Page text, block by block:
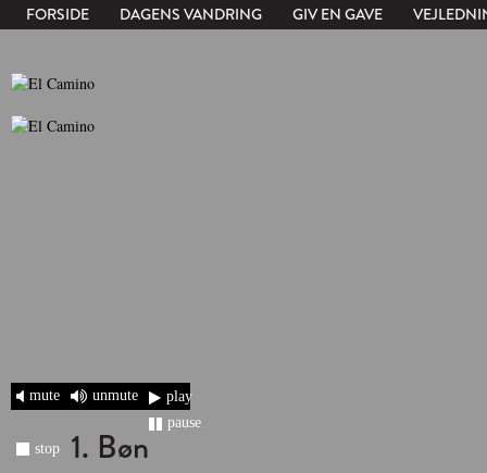
FORSIDE DAGENS VANDRING GIV EN GAVE
mute unmute
play
pause
stop
1. Bøn